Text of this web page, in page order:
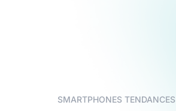
SMARTPHONES TENDANCES